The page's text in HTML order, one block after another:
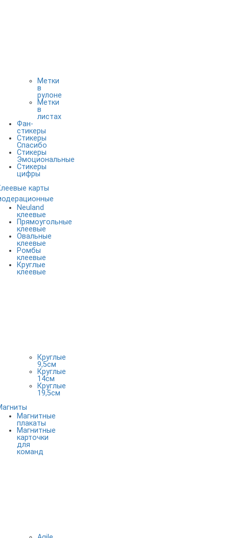
Метки
в
рулоне
Метки
в
листах
Фан-
стикеры
Стикеры
Спасибо
Стикеры
Эмоциональные
Стикеры
цифры
карты
Neuland
клеевые
Прямоугольные
клеевые
Овальные
клеевые
Ромбы
клеевые
Круглые
клеевые
Круглые
9,5см
Круглые
14см
Круглые
19,5см
Магнитные
плакаты
Магнитные
карточки
для
команд